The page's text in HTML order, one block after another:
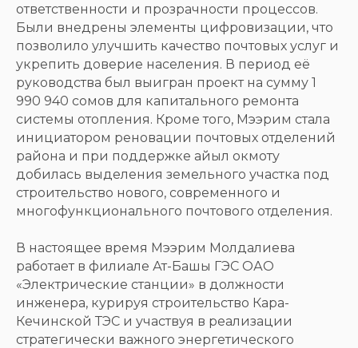
ответственности и прозрачности процессов.
Были внедрены элементы цифровизации, что
позволило улучшить качество почтовых услуг и
укрепить доверие населения. В период её
руководства был выигран проект на сумму 1
990 940 сомов для капитального ремонта
системы отопления. Кроме того, Мээрим стала
инициатором реновации почтовых отделений
района и при поддержке айыл окмоту
добилась выделения земельного участка под
строительство нового, современного и
многофункционального почтового отделения.
В настоящее время Мээрим Молдалиева
работает в филиале Ат-Башы ГЭС ОАО
«Электрические станции» в должности
инженера, курируя строительство Кара-
Кечинской ТЭС и участвуя в реализации
стратегически важного энергетического